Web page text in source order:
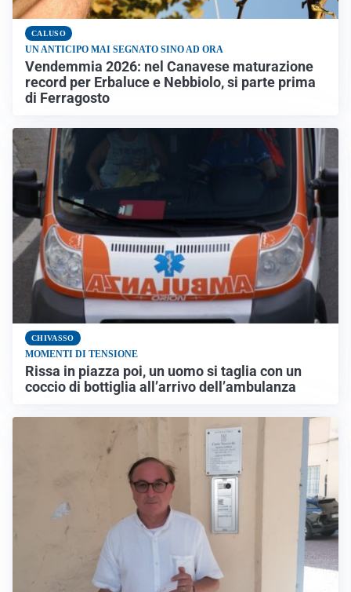
CALUSO
UN ANTICIPO MAI SEGNATO SINO AD ORA
Vendemmia 2026: nel Canavese maturazione
record per Erbaluce e Nebbiolo, si parte prima
di Ferragosto
CHIVASSO
MOMENTI DI TENSIONE
Rissa in piazza poi, un uomo si taglia con un
coccio di bottiglia all’arrivo dell’ambulanza